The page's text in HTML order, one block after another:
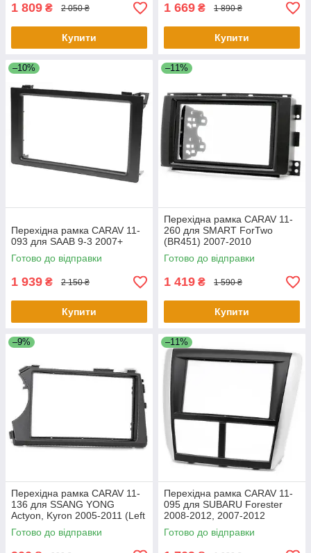
1 809 ₴ 2 050 ₴
Купити
1 669 ₴ 1 890 ₴
Купити
–10%
Перехідна рамка CARAV 11-
093 для SAAB 9-3 2007+
Готово до відправки
1 939 ₴ 2 150 ₴
Купити
–11%
Перехідна рамка CARAV 11-
260 для SMART ForTwo
(BR451) 2007-2010
Готово до відправки
1 419 ₴ 1 590 ₴
Купити
–9%
Перехідна рамка CARAV 11-
136 для SSANG YONG
Actyon, Kyron 2005-2011 (Left
Wheel)
Готово до відправки
–11%
Перехідна рамка CARAV 11-
095 для SUBARU Forester
2008-2012, 2007-2012
Impreza
Готово до відправки